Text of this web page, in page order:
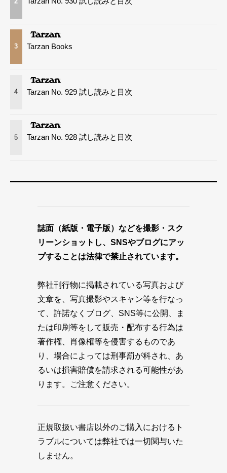
3 Tarzan Books
4 Tarzan No. 929 試し読みと目次
5 Tarzan No. 928 試し読みと目次
誌面（紙版・電子版）などを撮影・スク
リーンショットし、SNSやブログにアッ
プすることは法律で禁止されています。
弊社刊行物に掲載されている写真および
文章を、写真撮影やスキャン等を行なっ
て、許諾なくブログ、SNS等に公開、ま
たは印刷等をして販売・配布する行為は
著作権、肖像権等を侵害するものであ
り、場合によっては刑事罰が科され、あ
るいは損害賠償を請求される可能性があ
ります。ご注意ください。
正規取扱い書店以外のご購入におけるト
ラブルについては弊社では一切関与いた
しません。